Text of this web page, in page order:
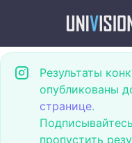
Результаты
опубликованы
странице.
пропустить